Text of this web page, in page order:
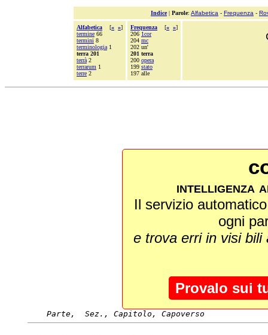
Indice| Parole: Alfabetica - Frequenza -
Alfabetica [« »]
termine 66
termini 8
terminologia 1
terra 201
terrà 2
terrarum 1
terre 2
Frequenza [« »]
206 1cor
204 mc
202 un'
201 terra
200 opera
199 stato
197 alle
intelligenza
Il servizio
ogni
e trova erri in visi
Provalo sui
Parte,  Sez., Capitolo, Capoverso